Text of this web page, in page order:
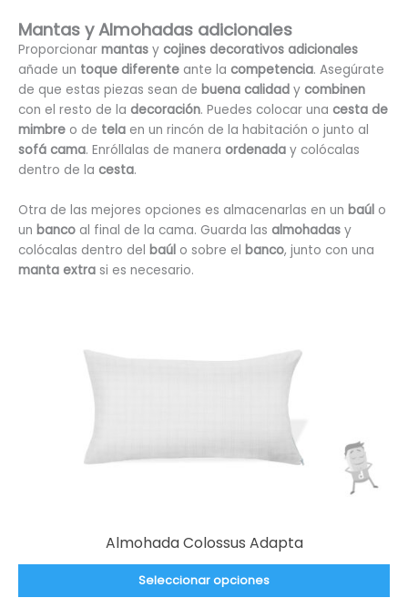
Mantas y Almohadas adicionales
Proporcionar mantas y cojines decorativos adicionales
añade un toque diferente ante la competencia. Asegúrate
de que estas piezas sean de buena calidad y combinen
con el resto de la decoración. Puedes colocar una cesta de
mimbre o de tela en un rincón de la habitación o junto al
sofá cama. Enróllalas de manera ordenada y colócalas
dentro de la cesta.
Otra de las mejores opciones es almacenarlas en un baúl o
un banco al final de la cama. Guarda las almohadas y
colócalas dentro del baúl o sobre el banco, junto con una
manta extra si es necesario.
Almohada Colossus Adapta
Seleccionar opciones